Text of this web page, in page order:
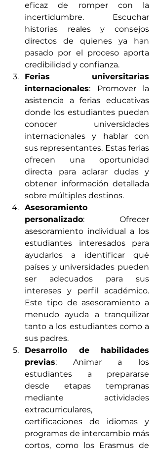
eficaz de romper con la
incertidumbre. Escuchar
historias reales y consejos
directos de quienes ya han
pasado por el proceso aporta
credibilidad y confianza.
Ferias universitarias
internacionales: Promover la
asistencia a ferias educativas
donde los estudiantes puedan
conocer universidades
internacionales y hablar con
sus representantes. Estas ferias
ofrecen una oportunidad
directa para aclarar dudas y
obtener información detallada
sobre múltiples destinos.
Asesoramiento
personalizado: Ofrecer
asesoramiento individual a los
estudiantes interesados para
ayudarlos a identificar qué
países y universidades pueden
ser adecuados para sus
intereses y perfil académico.
Este tipo de asesoramiento a
menudo ayuda a tranquilizar
tanto a los estudiantes como a
sus padres.
Desarrollo de habilidades
previas: Animar a los
estudiantes a prepararse
desde etapas tempranas
mediante actividades
extracurriculares,
certificaciones de idiomas y
programas de intercambio más
cortos, como los Erasmus de